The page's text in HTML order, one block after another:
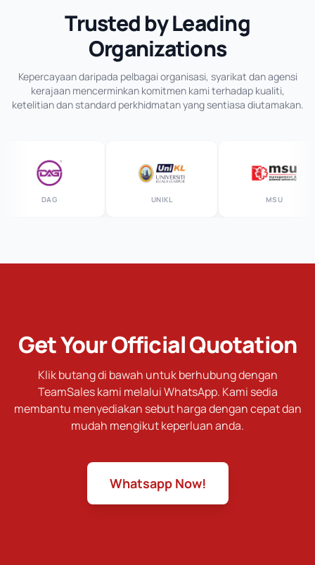
Trusted by Leading
Organizations
Kepercayaan daripada pelbagai organisasi, syarikat dan agensi
kerajaan mencerminkan komitmen kami terhadap kualiti,
ketelitian dan standard perkhidmatan yang sentiasa diutamakan.
Get Your Official Quotation
Klik butang di bawah untuk berhubung dengan
TeamSales kami melalui WhatsApp. Kami sedia
membantu menyediakan sebut harga dengan cepat dan
mudah mengikut keperluan anda.
Whatsapp Now!